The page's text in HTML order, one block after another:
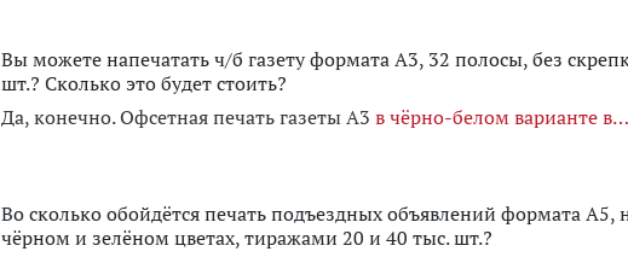
Вы можете напечатать ч/б газету формата А3, 32 полосы, без
шт.? Сколько это будет стоить?
Да, конечно. Офсетная печать газеты А3 в чёрно-белом варианте в
Во сколько обойдётся печать подъездных объявлений формата А5,
чёрном и зелёном цветах, тиражами 20 и 40 тыс. шт.?